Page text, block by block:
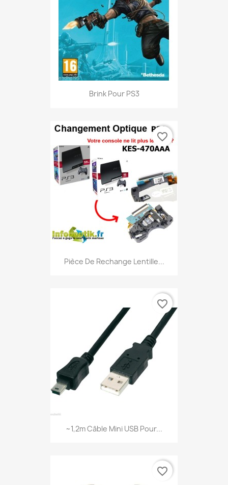
Brink Pour PS3
Pièce De Rechange Lentille...
favorite_border
~1,2m Câble Mini USB Pour...
favorite_border
favorite_border